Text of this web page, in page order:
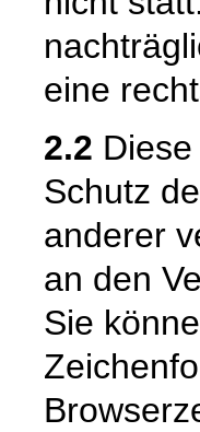
eine
2.2
Schutz
anderer
an den
Sie